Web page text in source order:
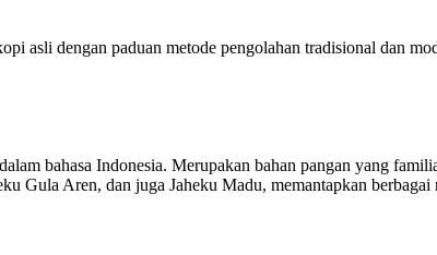
asli dengan paduan metode pengolahan tradisional dan
bahasa Indonesia. Merupakan bahan pangan yang
Gula Aren, dan juga Jaheku Madu, memantapkan